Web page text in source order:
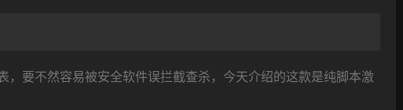
要不然容易被安全软件误拦截查杀，今天介绍的这款是纯脚本激